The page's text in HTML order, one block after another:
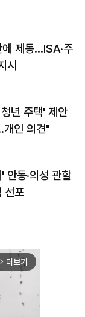
제동…ISA·주
시
년 주택' 제안
인 의견"
안동·의성 관할
선포
arrow_forward_ios 더보기